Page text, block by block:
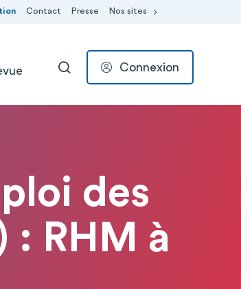
Contact Presse Nos sites
RECHERCHER
Connexion
des
: RHM à